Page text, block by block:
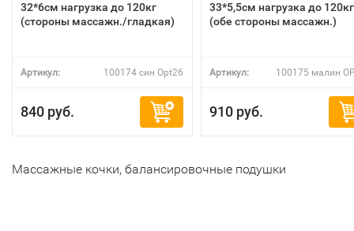
32*6см нагрузка до 120кг
(стороны массажн./гладкая)
Артикул: 100174 син Opt26
840 руб.
33*5,5см нагрузка до 120кг
(обе стороны массажн.)
Артикул: 100175 малин
910 руб.
Массажные кочки, балансировочные подушки